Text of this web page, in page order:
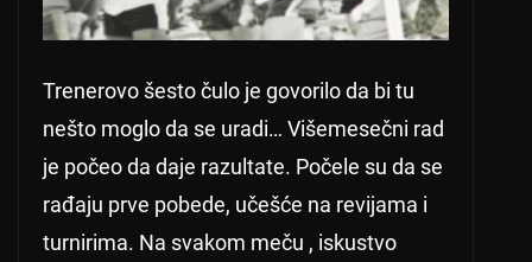
Trenerovo šesto čulo je govorilo da bi tu
nešto moglo da se uradi… Višemesečni rad
je počeo da daje razultate. Počele su da se
rađaju prve pobede, učešće na revijama i
turnirima. Na svakom meču , iskustvo